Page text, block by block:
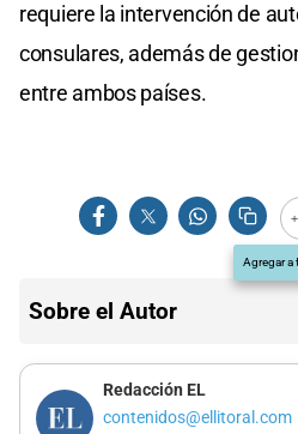
requiere la intervención de
consulares, además de
entre ambos países.
Agregar a
Sobre el Autor
Redacción EL
contenidos@ellitoral.com